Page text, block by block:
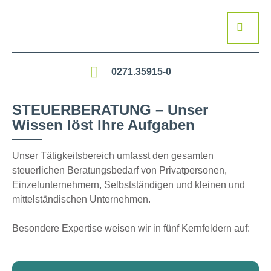
0271.35915-0
STEUERBERATUNG – Unser
Wissen löst Ihre Aufgaben
Unser Tätigkeitsbereich umfasst den gesamten
steuerlichen Beratungsbedarf von Privatpersonen,
Einzelunternehmern, Selbstständigen und kleinen und
mittelständischen Unternehmen.
Besondere Expertise weisen wir in fünf Kernfeldern auf: